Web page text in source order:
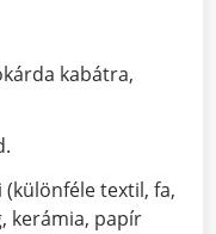
kabátra,
textil, fa,
kerámia, papír